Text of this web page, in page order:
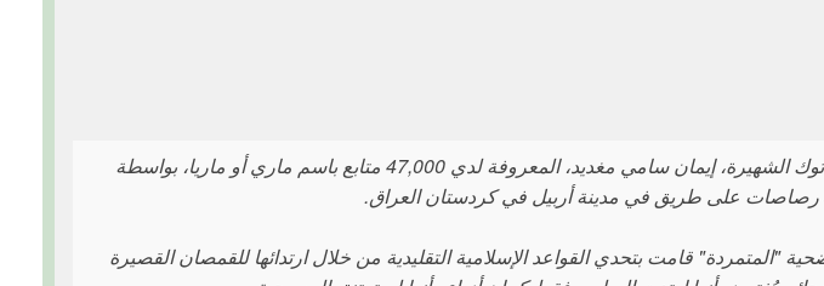
في ليلة الأحد، 6 مارس، قتلت نجمة تيك توك الشهيرة، إيمان سامي مغديد، المعروفة لدي 47,000 متابع باسم ماري أو ماريا، بواسطة
"المتمردة" قامت بتحدي القواعد الإسلامية التقليدية من خلال ارتدائها للقمصان القصيرة